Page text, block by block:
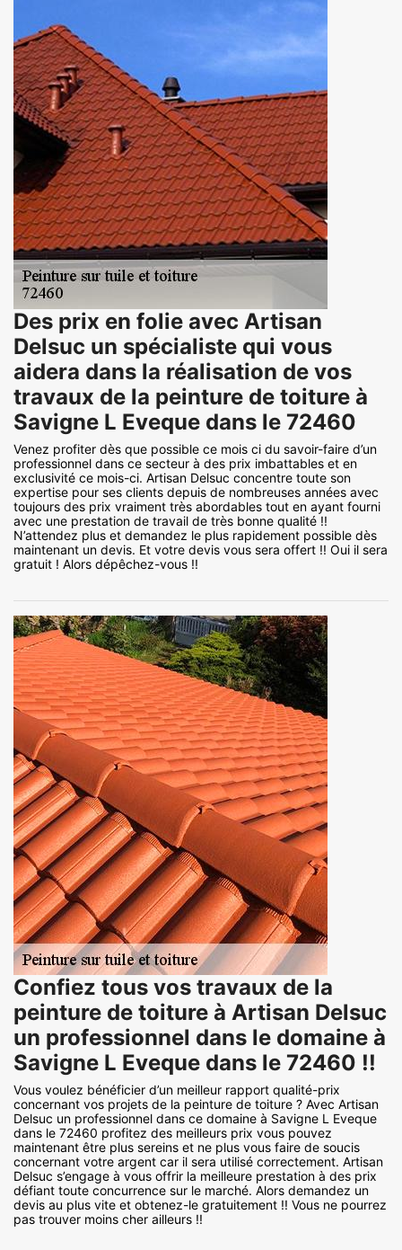
Des prix en folie avec Artisan
Delsuc un spécialiste qui vous
aidera dans la réalisation de vos
travaux de la peinture de toiture à
Savigne L Eveque dans le 72460
Venez profiter dès que possible ce mois ci du savoir-faire d’un
professionnel dans ce secteur à des prix imbattables et en
exclusivité ce mois-ci. Artisan Delsuc concentre toute son
expertise pour ses clients depuis de nombreuses années avec
toujours des prix vraiment très abordables tout en ayant fourni
avec une prestation de travail de très bonne qualité !!
N’attendez plus et demandez le plus rapidement possible dès
maintenant un devis. Et votre devis vous sera offert !! Oui il sera
gratuit ! Alors dépêchez-vous !!
Confiez tous vos travaux de la
peinture de toiture à Artisan Delsuc
un professionnel dans le domaine à
Savigne L Eveque dans le 72460 !!
Vous voulez bénéficier d’un meilleur rapport qualité-prix
concernant vos projets de la peinture de toiture ? Avec Artisan
Delsuc un professionnel dans ce domaine à Savigne L Eveque
dans le 72460 profitez des meilleurs prix vous pouvez
maintenant être plus sereins et ne plus vous faire de soucis
concernant votre argent car il sera utilisé correctement. Artisan
Delsuc s’engage à vous offrir la meilleure prestation à des prix
défiant toute concurrence sur le marché. Alors demandez un
devis au plus vite et obtenez-le gratuitement !! Vous ne pourrez
pas trouver moins cher ailleurs !!